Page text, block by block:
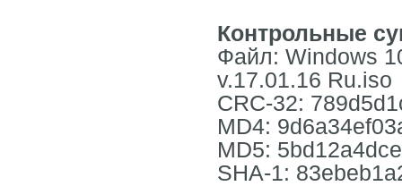
Контрольные
Файл: Windows
v.17.01.16 Ru.iso
CRC-32:
MD4:
MD5:
SHA-1: